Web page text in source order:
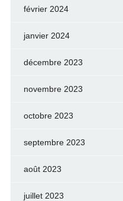
février 2024
janvier 2024
décembre 2023
novembre 2023
octobre 2023
septembre 2023
août 2023
juillet 2023